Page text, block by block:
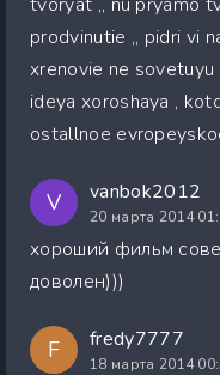
prodvinutie ,, pidri vi
xrenovie ne
ideya xoroshaya ,
ostallnoe
V vanbok2012
20 марта 2014
хороший фильм
доволен)))
F fredy7777
18 марта 2014